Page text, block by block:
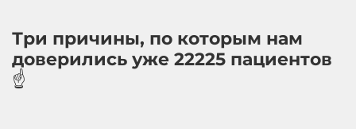
Три причины, по которым нам
доверились уже 22225 пациентов
☝️